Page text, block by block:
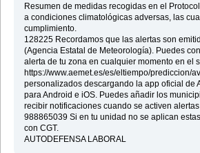
Resumen de medidas recogidas en el
a condiciones climatológicas adversas, las
cumplimiento.
128225 Recordamos que las alertas son
(Agencia Estatal de Meteorología). Puedes
alerta de tu zona en cualquier momento en el
https://www.aemet.es/es/eltiempo/prediccion/
personalizados descargando la app oficial de
para Android e iOS. Puedes añadir los
recibir notificaciones cuando se activen
988865039 Si en tu unidad no se aplican
con CGT.
AUTODEFENSA LABORAL